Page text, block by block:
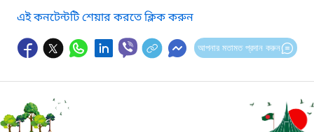
এই কনটেন্টটি শেয়ার করতে ক্লিক করুন
আপনার মতামত প্রদান করুন